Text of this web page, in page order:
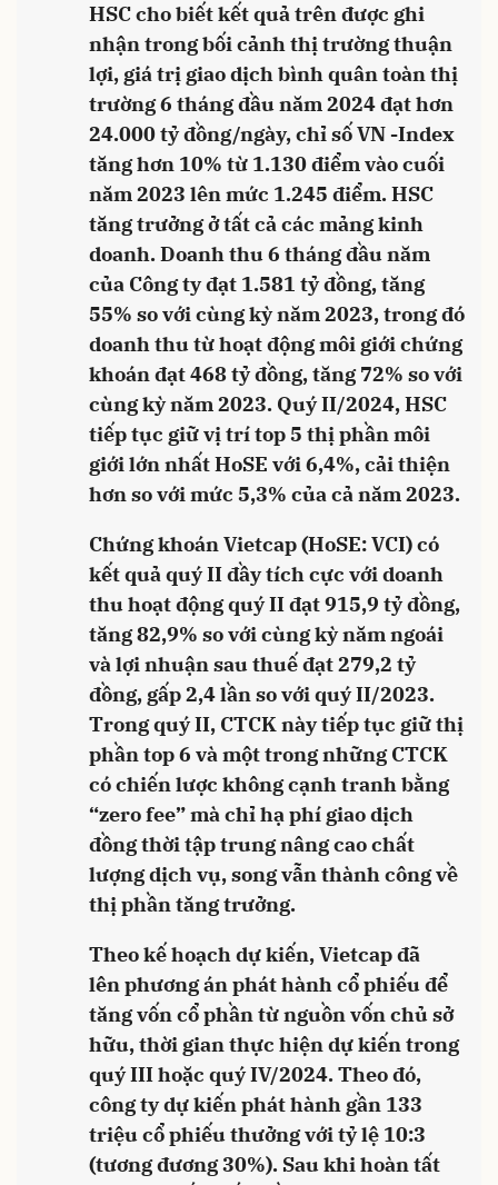
HSC cho biết kết quả trên được ghi
nhận trong bối cảnh thị trường thuận
lợi, giá trị giao dịch bình quân toàn thị
trường 6 tháng đầu năm 2024 đạt hơn
24.000 tỷ đồng/ngày, chỉ số VN -Index
tăng hơn 10% từ 1.130 điểm vào cuối
năm 2023 lên mức 1.245 điểm. HSC
tăng trưởng ở tất cả các mảng kinh
doanh. Doanh thu 6 tháng đầu năm
của Công ty đạt 1.581 tỷ đồng, tăng
55% so với cùng kỳ năm 2023, trong đó
doanh thu từ hoạt động môi giới chứng
khoán đạt 468 tỷ đồng, tăng 72% so với
cùng kỳ năm 2023. Quý II/2024, HSC
tiếp tục giữ vị trí top 5 thị phần môi
giới lớn nhất HoSE với 6,4%, cải thiện
hơn so với mức 5,3% của cả năm 2023.
Chứng khoán Vietcap (HoSE: VCI) có
kết quả quý II đầy tích cực với doanh
thu hoạt động quý II đạt 915,9 tỷ đồng,
tăng 82,9% so với cùng kỳ năm ngoái
và lợi nhuận sau thuế đạt 279,2 tỷ
đồng, gấp 2,4 lần so với quý II/2023.
Trong quý II, CTCK này tiếp tục giữ thị
phần top 6 và một trong những CTCK
có chiến lược không cạnh tranh bằng
“zero fee” mà chỉ hạ phí giao dịch
đồng thời tập trung nâng cao chất
lượng dịch vụ, song vẫn thành công về
thị phần tăng trưởng.
Theo kế hoạch dự kiến, Vietcap đã
lên phương án phát hành cổ phiếu để
tăng vốn cổ phần từ nguồn vốn chủ sở
hữu, thời gian thực hiện dự kiến trong
quý III hoặc quý IV/2024. Theo đó,
công ty dự kiến phát hành gần 133
triệu cổ phiếu thưởng với tỷ lệ 10:3
(tương đương 30%). Sau khi hoàn tất